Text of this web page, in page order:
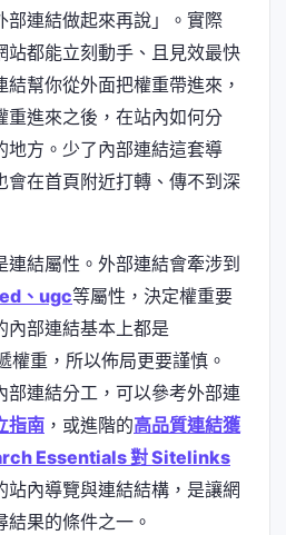
部連結做起來再說」。實際
站都能立刻動手、且見效最快
幫你從外面把權重帶進來，
重進來之後，在站內如何分
地方。少了內部連結這套導
會在首頁附近打轉、傳不到深
結屬性。外部連結會牽涉到
、ugc等屬性，決定權重要
內部連結基本上都是
重，所以佈局更要謹慎。
部連結分工，可以參考外部連
指南 ，或進階的高品質連結獲
Essentials 對 Sitelinks
站內導覽與連結結構，是讓網
果的條件之一。